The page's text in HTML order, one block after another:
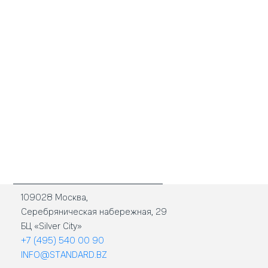
109028 Москва,
Серебряническая набережная, 29
БЦ «Silver City»
+7 (495) 540 00 90
INFO@STANDARD.BZ